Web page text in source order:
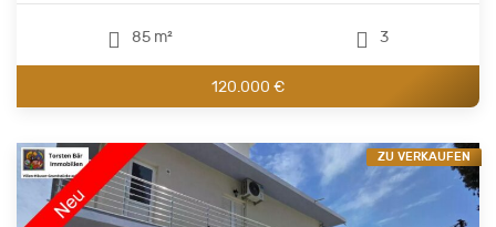
85 m² 3
120.000 €
ZU VERKAUFEN